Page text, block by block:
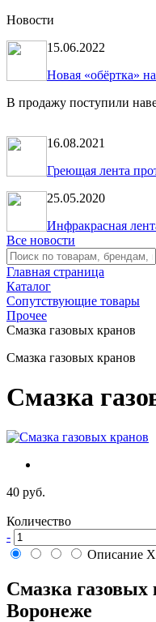
Новости
15.06.2022
Новая «обёртка»
В продажу поступили
16.08.2021
Греющая лента
25.05.2020
Инфракрасная
Все новости
Главная страница
Каталог
Сопутствующие товары
Прочее
Смазка газовых кранов
Смазка газовых кранов
Смазка
40 руб.
Количество
-
Описание
Смазка
Воронеже